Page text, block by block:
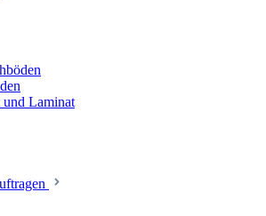
und Laminat